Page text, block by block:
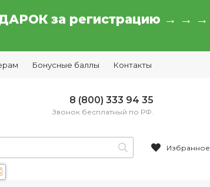
за регистрацию → → →
Бонусные баллы Контакты
8 (800) 333 94 35
Звонок бесплатный по РФ.
Избранное